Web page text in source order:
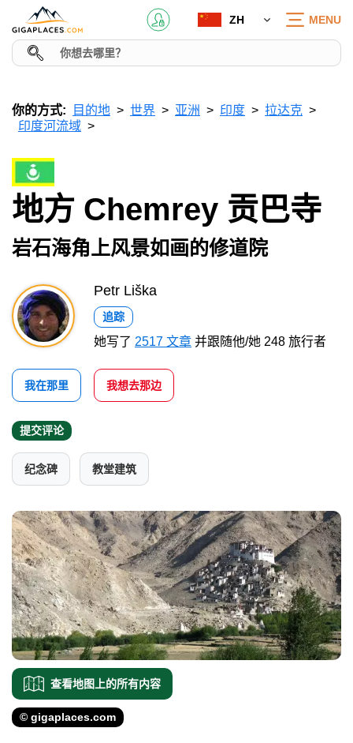
ZH MENU
你的方式: 目的地 世界 亚洲 印度
拉达克
印度河流域
地方 Chemrey 贡巴寺
岩石海角上风景如画的修道院
Petr Liška
追踪
她写了 2517 文章 并跟随他/她 248 旅行者
我在那里 我想去那边
提交评论
纪念碑 教堂建筑
查看地图上的所有内容
© gigaplaces.com